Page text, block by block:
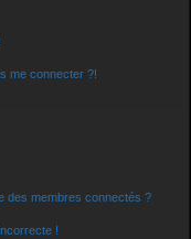
me connecter ?!
des membres connectés ?
!